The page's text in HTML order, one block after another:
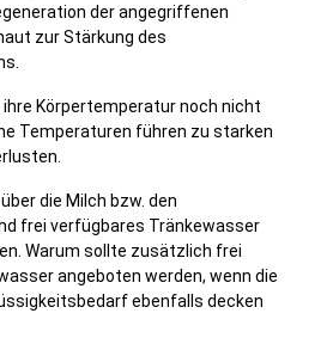
der angegriffenen
zur Stärkung des
ihre Körpertemperatur noch nicht
Temperaturen führen zu starken
die Milch bzw. den
frei verfügbares Tränkewasser
Warum sollte zusätzlich frei
angeboten werden, wenn die
ebenfalls decken